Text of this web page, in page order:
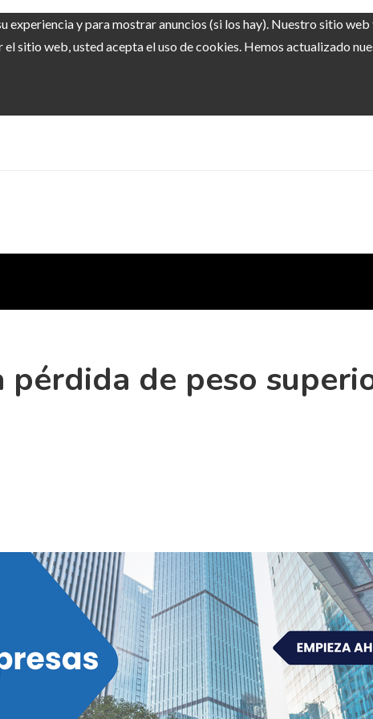
y para mostrar anuncios (si los hay). Nuestro sitio
sitio web, usted acepta el uso de cookies. Hemos actualizado
de peso